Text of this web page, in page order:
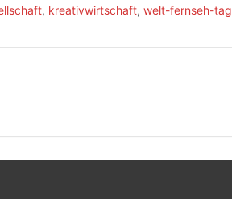
, kreativwirtschaft, welt-fernseh-tag